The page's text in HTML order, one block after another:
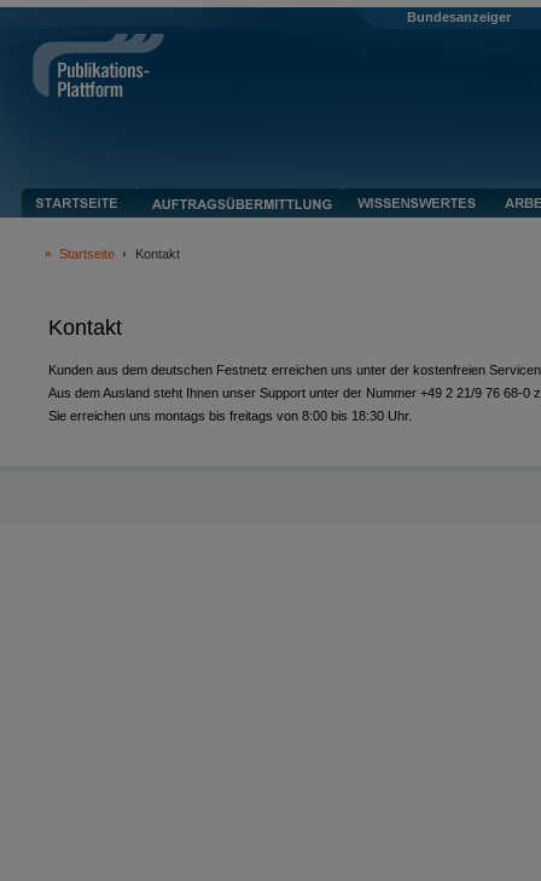
Bundesanzeiger
Startseite Kontakt
Kontakt
Kunden aus dem deutschen Festnetz erreichen uns unter der kostenfreien
Aus dem Ausland steht Ihnen unser Support unter der Nummer +49 2 21/9 76 68-0
Sie erreichen uns montags bis freitags von 8:00 bis 18:30 Uhr.